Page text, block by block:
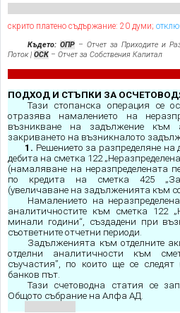
скрито платено съдържание: 20 думи;
Където:ОПР – Отчет за Приходите и
Поток | ОСК – Отчет за Собствения Капитал
ПОДХОД И СТЪПКИ ЗА
Тази стопанска операция се
отразява намалението на
възникване на задължение към
закриването на възникналото
1. Решението за разпределяне на
дебита на сметка 122
(намаляване на неразпределената
по кредита на сметка 425
(увеличаване на задълженията към
Намалението на
аналитичностите към сметка 122
минали години“, създадени при
съответните отчетни периоди.
Задълженията към отделните
отделни аналитичности към
съучастия”, по които ще се
банков път.
Тази счетоводна статия се
Общото събрание на Алфа АД.